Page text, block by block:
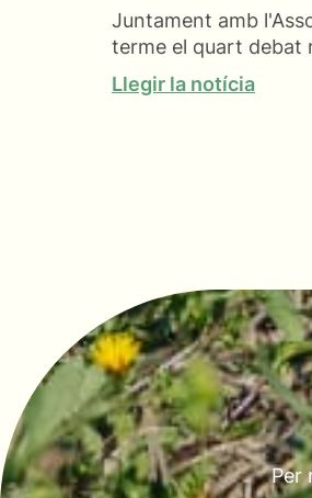
Juntament amb
terme el quart debat
Llegir la notícia
Per